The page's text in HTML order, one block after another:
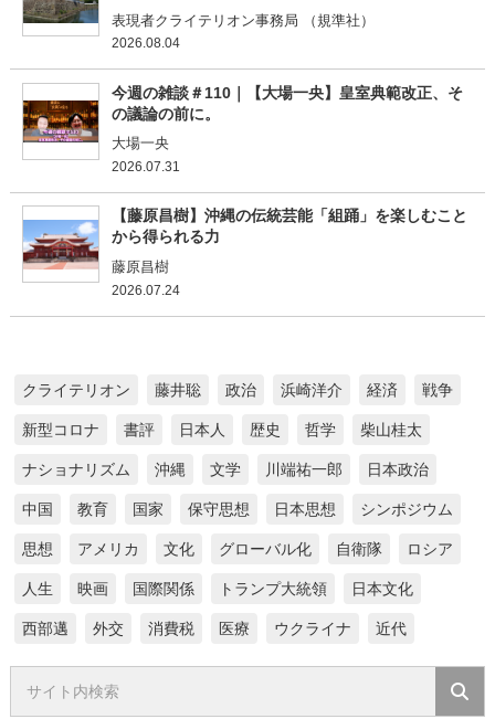
表現者クライテリオン事務局 （規準社）
2026.08.04
今週の雑談＃110｜【大場一央】皇室典範改正、そ
の議論の前に。
大場一央
2026.07.31
【藤原昌樹】沖縄の伝統芸能「組踊」を楽しむこと
から得られる力
藤原昌樹
2026.07.24
クライテリオン 藤井聡 政治 浜崎洋介 経済 戦争
新型コロナ 書評 日本人 歴史 哲学 柴山桂太
ナショナリズム 沖縄 文学 川端祐一郎 日本政治
中国 教育 国家 保守思想 日本思想 シンポジウム
思想 アメリカ 文化 グローバル化 自衛隊 ロシア
人生 映画 国際関係 トランプ大統領 日本文化
西部邁 外交 消費税 医療 ウクライナ 近代